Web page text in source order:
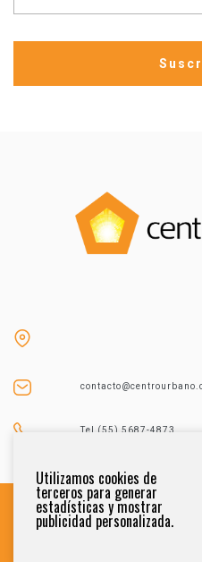
Tel (55) 5687-4873
Utilizamos cookies de
terceros para generar
estadísticas y mostrar
publicidad personalizada.